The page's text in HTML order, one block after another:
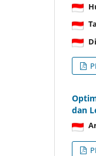
dan